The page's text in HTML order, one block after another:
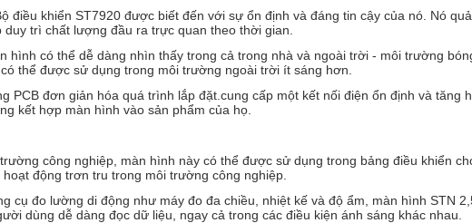
điều khiển ST7920 được biết đến với sự ổn định và đáng tin cậy của nó. Nó
trì chất lượng đầu ra trực quan theo thời gian.
hình có thể dễ dàng nhìn thấy trong cả trong nhà và ngoài trời - môi trường
thể được sử dụng trong môi trường ngoài trời ít sáng hơn.
PCB đơn giản hóa quá trình lắp đặt.cung cấp một kết nối điện ổn định và
kết hợp màn hình vào sản phẩm của họ.
công nghiệp, màn hình này có thể được sử dụng trong bảng điều khiển
động trơn tru trong môi trường công nghiệp.
cụ đo lường di động như máy đo đa chiều, nhiệt kế và độ ẩm, màn hình STN
dùng dễ dàng đọc dữ liệu, ngay cả trong các điều kiện ánh sáng khác nhau.